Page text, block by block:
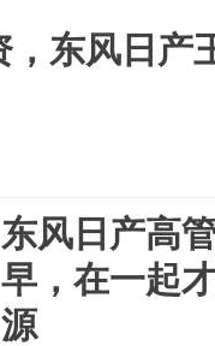
东风日产
东风日产高
早，在一起
源